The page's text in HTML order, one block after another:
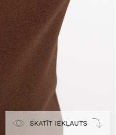
SKATĪT IEKĻAUTS